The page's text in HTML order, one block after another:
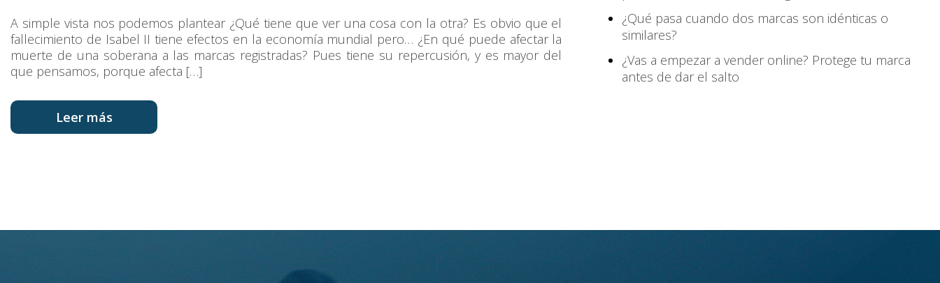
A simple vista nos podemos plantear ¿Qué tiene que ver una cosa con la otra? Es obvio que el
fallecimiento de Isabel II tiene efectos en la economía mundial pero… ¿En qué puede afectar la
muerte de una soberana a las marcas registradas? Pues tiene su repercusión, y es mayor del
que pensamos, porque afecta […]
Leer más
¿Qué pasa cuando dos marcas son idénticas o
similares?
¿Vas a empezar a vender online? Protege tu marca
antes de dar el salto